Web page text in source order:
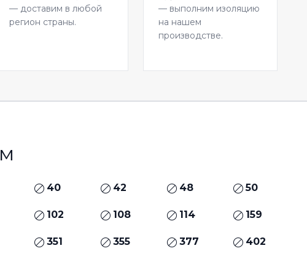
— доставим в любой
регион страны.
— выполним изоляцию
на нашем
производстве.
40 42 48 50
102 108 114 159
351 355 377 402